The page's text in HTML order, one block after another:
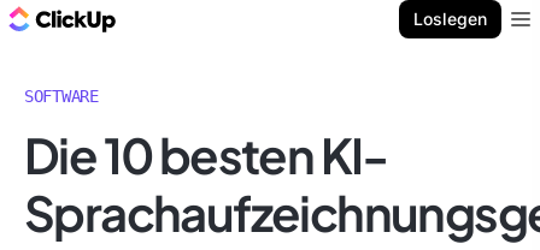
Loslegen
SOFTWARE
Die 10 besten KI-